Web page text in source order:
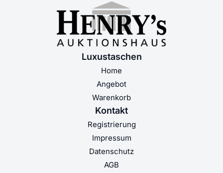
Luxustaschen
Home
Angebot
Warenkorb
Kontakt
Registrierung
Impressum
Datenschutz
AGB